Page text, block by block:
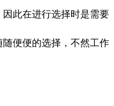
此在进行选择时是需要
便便的选择，不然工作